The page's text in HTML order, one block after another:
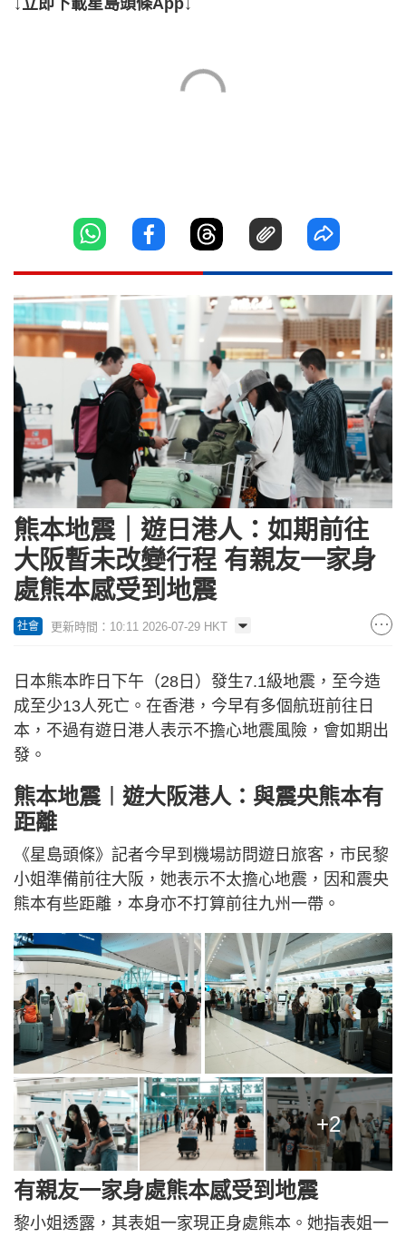
↓立即下載星島頭條App↓
熊本地震｜遊日港人：如期前往
大阪暫未改變行程 有親友一家身
處熊本感受到地震
社會 更新時間：10:11 2026-07-29 HKT
日本熊本昨日下午（28日）發生7.1級地震，至今造
成至少13人死亡。在香港，今早有多個航班前往日
本，不過有遊日港人表示不擔心地震風險，會如期出
發。
熊本地震︱遊大阪港人：與震央熊本有
距離
《星島頭條》記者今早到機場訪問遊日旅客，市民黎
小姐準備前往大阪，她表示不太擔心地震，因和震央
熊本有些距離，本身亦不打算前往九州一帶。
+2
有親友一家身處熊本感受到地震
黎小姐透露，其表姐一家現正身處熊本。她指表姐一